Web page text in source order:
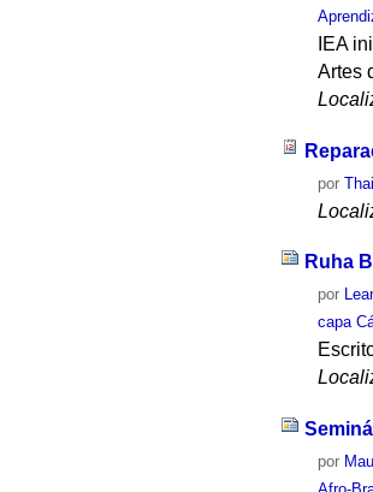
IEA
Artes
por
Ruha
por
capa
por